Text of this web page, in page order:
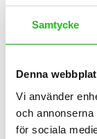
Samtycke
Denna
Vi använder
och
för sociala